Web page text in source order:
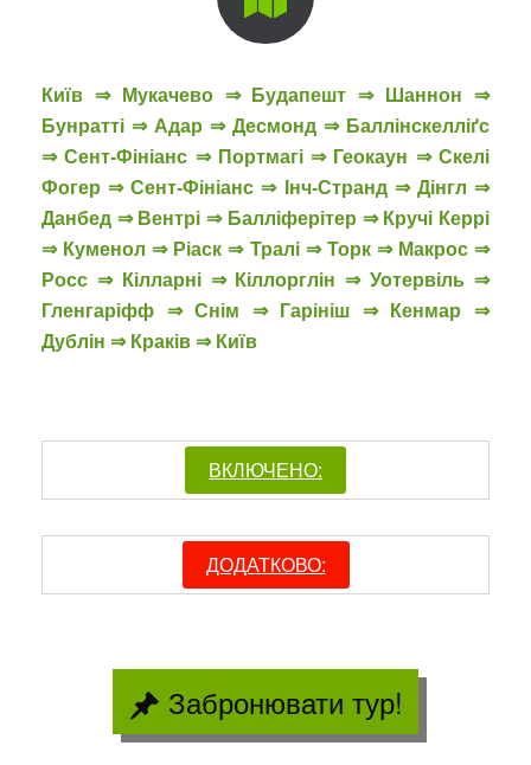
Київ ⇒ Мукачево ⇒ Будапешт ⇒ Шаннон ⇒
Бунратті ⇒ Адар ⇒ Десмонд ⇒ Баллінскелліґс
⇒ Сент-Фініанс ⇒ Портмагі ⇒ Геокаун ⇒ Скелі
Фогер ⇒ Сент-Фініанс ⇒ Інч-Странд ⇒ Дінгл ⇒
Данбед ⇒ Вентрі ⇒ Балліферітер ⇒ Кручі Керрі
⇒ Куменол ⇒ Ріаск ⇒ Тралі ⇒ Торк ⇒ Макрос ⇒
Росс ⇒ Кілларні ⇒ Кіллорглін ⇒ Уотервіль ⇒
Гленгаріфф ⇒ Снім ⇒ Гарініш ⇒ Кенмар ⇒
Дублін ⇒ Краків ⇒ Київ
ВКЛЮЧЕНО:
ДОДАТКОВО:
Забронювати тур!